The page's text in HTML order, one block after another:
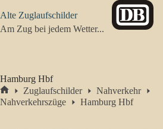
Inhalt
springen
Alte Zuglaufschilder
Am Zug bei jedem Wetter...
Hamburg Hbf
Start
Zuglaufschilder
Nahverkehr
Nahverkehrszüge
Hamburg Hbf